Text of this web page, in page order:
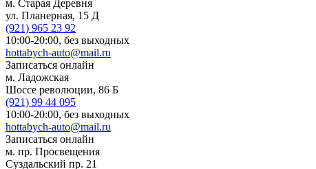
м. Старая Деревня
ул. Планерная, 15 Д
(921) 965 23 92
10:00-20:00, без выходных
hottabych-auto@mail.ru
Записаться онлайн
м. Ладожская
Шоссе революции, 86 Б
(921) 99 44 095
10:00-20:00, без выходных
hottabych-auto@mail.ru
Записаться онлайн
м. пр. Просвещения
Суздальский пр. 21